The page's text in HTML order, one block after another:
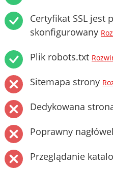
Certyfikat SSL jest
skonfigurowany
Plik robots.txt
Sitemapa strony
Dedykowana
Poprawny
Przeglądanie